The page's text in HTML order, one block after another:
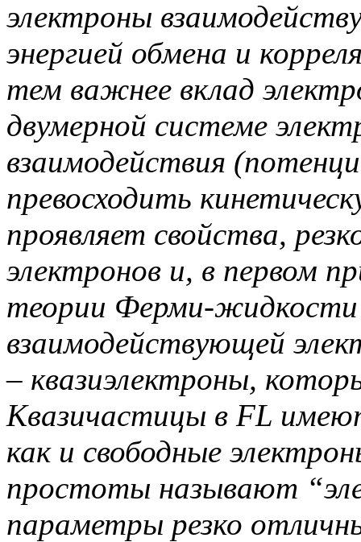
электроны
энергией обмена и
тем важнее вклад
двумерной системе
взаимодействия
превосходить
проявляет свойства,
электронов и, в первом
теории Ферми-жидкости
взаимодействующей
– квазиэлектроны,
Квазичастицы в FL
как и свободные
простоты называют
параметры резко